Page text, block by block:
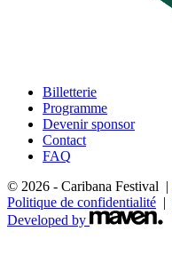
Billetterie
Programme
Devenir sponsor
Contact
FAQ
© 2026 - Caribana Festival |
Politique de confidentialité |
Developed by